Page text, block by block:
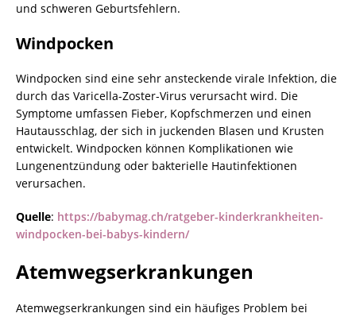
und schweren Geburtsfehlern.
Windpocken
Windpocken sind eine sehr ansteckende virale Infektion, die
durch das Varicella-Zoster-Virus verursacht wird. Die
Symptome umfassen Fieber, Kopfschmerzen und einen
Hautausschlag, der sich in juckenden Blasen und Krusten
entwickelt. Windpocken können Komplikationen wie
Lungenentzündung oder bakterielle Hautinfektionen
verursachen.
Quelle: https://babymag.ch/ratgeber-kinderkrankheiten-
windpocken-bei-babys-kindern/
Atemwegserkrankungen
Atemwegserkrankungen sind ein häufiges Problem bei